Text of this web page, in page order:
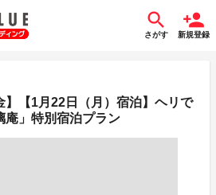
さがす 新規登録
】【1月22日（月）宿泊】ヘリで
庵」特別宿泊プラン